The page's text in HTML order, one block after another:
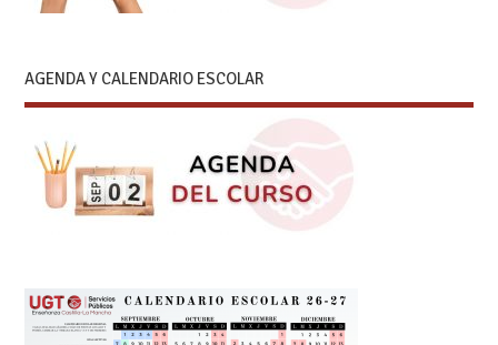
AGENDA Y CALENDARIO ESCOLAR